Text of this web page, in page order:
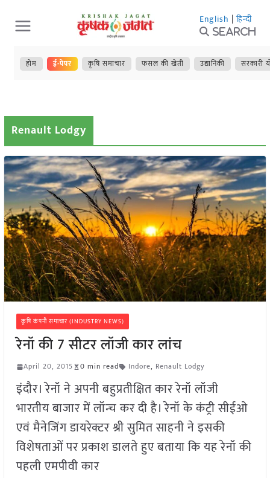
Skip
to
content
English | हिन्दी
Search
होम ई-पेपर कृषि समाचार फसल की खेती उद्यानिकी सरकारी
Renault Lodgy
कृषि कंपनी समाचार (INDUSTRY NEWS)
रेनॉ की 7 सीटर लॉजी कार लांच
April 20, 2015 0 min read Indore, Renault Lodgy
इंदौर। रेनॉ ने अपनी बहुप्रतीक्षित कार रेनॉ लॉजी
भारतीय बाजार में लॉन्च कर दी है। रेनॉ के कंट्री सीईओ
एवं मैनेजिंग डायरेक्टर श्री सुमित साहनी ने इसकी
विशेषताओं पर प्रकाश डालते हुए बताया कि यह रेनॉ की
पहली एमपीवी कार